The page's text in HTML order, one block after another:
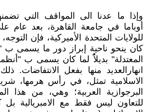
وإذا ما عدنا الى المواقف التي
أوباما في جامعة القاهرة، بعد عام
للولايات المتحدة الأميركية، فإن
كان ينحو ناحية إبراز دور ما يسمى ب
المعتدلة" بديلاًًً لما كان يسمى ب
انهارالعديد منها بفعل الانتفاضات.
الاسلامية تمثل، في رأس هرمها،
البرجوازية العربية؛ وهي، من هذا
للتعاون ليس فقط مع الامبريالية بل